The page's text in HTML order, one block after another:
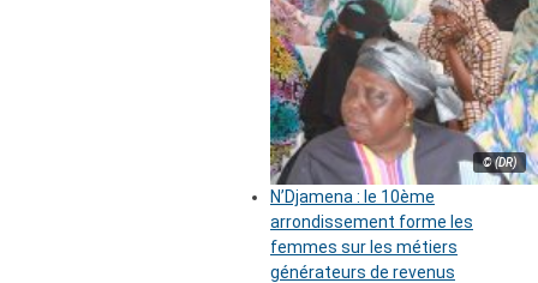
© (DR)
N’Djamena : le 10ème
arrondissement forme les
femmes sur les métiers
générateurs de revenus